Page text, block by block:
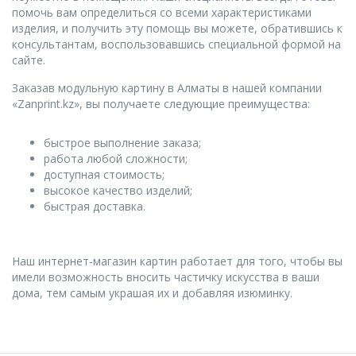
помочь вам определиться со всеми характеристиками
изделия, и получить эту помощь вы можете, обратившись к
консультантам, воспользовавшись специальной формой на
сайте.
Заказав модульную картину в Алматы в нашей компании
«Zanprint.kz», вы получаете следующие преимущества:
быстрое выполнение заказа;
работа любой сложности;
доступная стоимость;
высокое качество изделий;
быстрая доставка.
Наш интернет-магазин картин работает для того, чтобы вы
имели возможность вносить частичку искусства в ваши
дома, тем самым украшая их и добавляя изюминку.